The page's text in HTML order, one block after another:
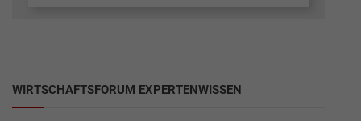
WIRTSCHAFTSFORUM EXPERTENWISSEN